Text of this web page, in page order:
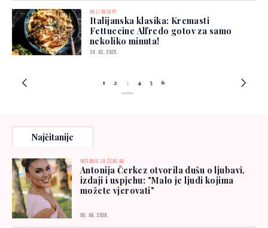
BRZI RECEPT
Italijanska klasika: Kremasti
Fettuccine Alfredo gotov za samo
nekoliko minuta!
24. 02. 2025.
1 2 3 4 5 6
Najčitanije
INTERVJU ZA ŽENE.BA
Antonija Čerkez otvorila dušu o ljubavi,
izdaji i uspjehu: "Malo je ljudi kojima
možete vjerovati"
05. 08. 2026.